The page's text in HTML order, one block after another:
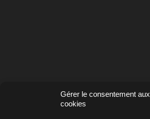
Gérer le consentement aux
cookies